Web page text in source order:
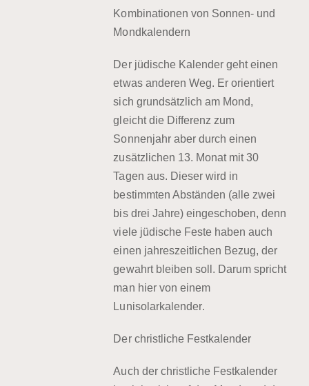
Kombinationen von Sonnen- und
Mondkalendern
Der jüdische Kalender geht einen
etwas anderen Weg. Er orientiert
sich grundsätzlich am Mond,
gleicht die Differenz zum
Sonnenjahr aber durch einen
zusätzlichen 13. Monat mit 30
Tagen aus. Dieser wird in
bestimmten Abständen (alle zwei
bis drei Jahre) eingeschoben, denn
viele jüdische Feste haben auch
einen jahreszeitlichen Bezug, der
gewahrt bleiben soll. Darum spricht
man hier von einem
Lunisolarkalender.
Der christliche Festkalender
Auch der christliche Festkalender